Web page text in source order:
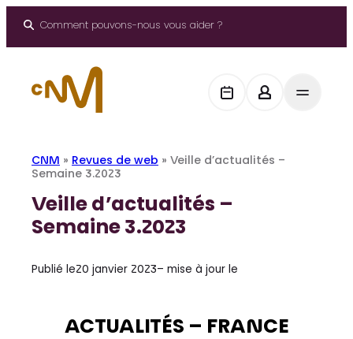
Comment pouvons-nous vous aider ?
CNM » Revues de web » Veille d’actualités –
Semaine 3.2023
Veille d’actualités –
Semaine 3.2023
Publié le20 janvier 2023– mise à jour le
ACTUALITÉS – FRANCE